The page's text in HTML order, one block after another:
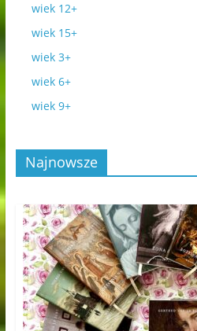
wiek 12+
wiek 15+
wiek 3+
wiek 6+
wiek 9+
Najnowsze